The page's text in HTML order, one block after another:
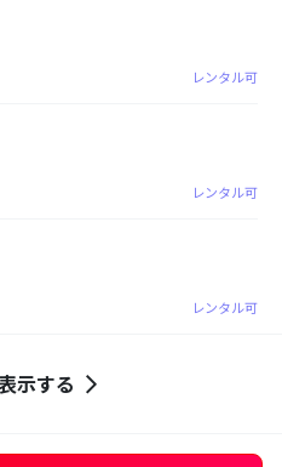
レンタル可
レンタル可
レンタル可
示する